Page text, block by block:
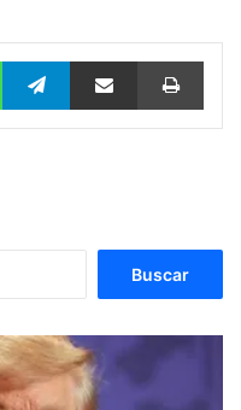
WhatsAppTelegramvía email